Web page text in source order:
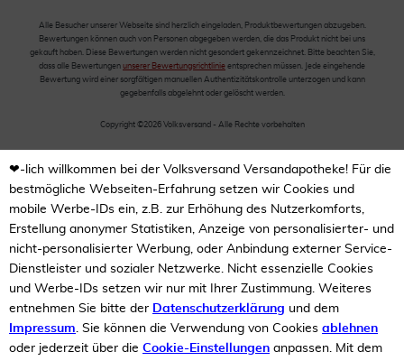
Alle Besucher unserer Webseite sind herzlich eingeladen, Produktbewertungen abzugeben.
Bewertungen können auch von Personen abgegeben werden, die das Produkt nicht bei uns
gekauft haben. Diese Bewertungen werden nicht gesondert gekennzeichnet. Bitte beachten Sie,
dass alle Bewertungen unserer Bewertungsrichtlinie entsprechen müssen. Jede eingehende
Bewertung wird einer sorgfältigen manuellen Authentizitätskontrolle unterzogen und kann
gegebenfalls abgelehnt oder gelöscht werden.
Copyright ©2026 Volksversand - Alle Rechte vorbehalten
❤-lich willkommen bei der Volksversand Versandapotheke! Für die
bestmögliche Webseiten-Erfahrung setzen wir Cookies und
mobile Werbe-IDs ein, z.B. zur Erhöhung des Nutzerkomforts,
Erstellung anonymer Statistiken, Anzeige von personalisierter- und
nicht-personalisierter Werbung, oder Anbindung externer Service-
Dienstleister und sozialer Netzwerke. Nicht essenzielle Cookies
und Werbe-IDs setzen wir nur mit Ihrer Zustimmung. Weiteres
entnehmen Sie bitte der Datenschutzerklärung und dem
Impressum. Sie können die Verwendung von Cookies ablehnen
oder jederzeit über die Cookie-Einstellungen anpassen. Mit dem